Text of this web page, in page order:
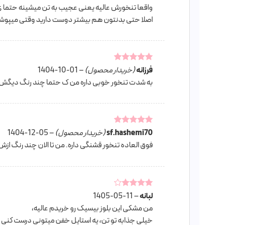
واقعا تنخورش عالیه یعنی عجیب به تن میشینه حتما
اصلا حتی بدنتون هم بیشتر دوست دارید وقتی
امتیاز 5 از
فرزانه(خریدار محصول)–
1404-10-01
به شدت تنخور خوبی داره من ک حتما چند رنگ
امتیاز5از
sf.hashemi70(خریدار محصول)–
1404-12-05
فوق العاده تنخور قشنگی داره. من تا الان چند رنگ
امتیاز4
از 5
لبانه–
1405-05-11
من مشکی این بلوز بیسیک رو خریدم عالیه،
خیلی جذابه تو تن، یه استایل خفن میتونی درست